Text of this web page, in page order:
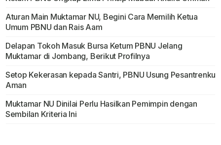
Aturan Main Muktamar NU, Begini Cara Memilih Ketua
Umum PBNU dan Rais Aam
Delapan Tokoh Masuk Bursa Ketum PBNU Jelang
Muktamar di Jombang, Berikut Profilnya
Setop Kekerasan kepada Santri, PBNU Usung Pesantrenku
Aman
Muktamar NU Dinilai Perlu Hasilkan Pemimpin dengan
Sembilan Kriteria Ini